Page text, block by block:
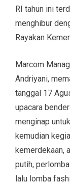
RI tahun ini
menghibur
Rayakan
Marcom
Andriyani,
tanggal 17
upacara
menginap
kemudian
kemerdekaan,
putih,
lalu lomba